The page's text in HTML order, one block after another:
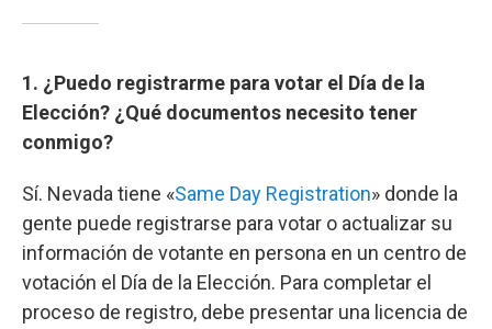
1. ¿Puedo registrarme para votar el Día de la
Elección? ¿Qué documentos necesito tener
conmigo?
Sí. Nevada tiene «Same Day Registration» donde la
gente puede registrarse para votar o actualizar su
información de votante en persona en un centro de
votación el Día de la Elección. Para completar el
proceso de registro, debe presentar una licencia de